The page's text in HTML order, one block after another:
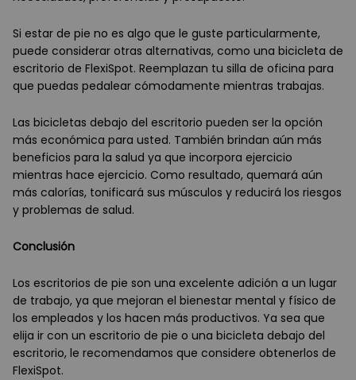
Si estar de pie no es algo que le guste particularmente,
puede considerar otras alternativas, como una bicicleta de
escritorio de FlexiSpot. Reemplazan tu silla de oficina para
que puedas pedalear cómodamente mientras trabajas.
Las bicicletas debajo del escritorio pueden ser la opción
más económica para usted. También brindan aún más
beneficios para la salud ya que incorpora ejercicio
mientras hace ejercicio. Como resultado, quemará aún
más calorías, tonificará sus músculos y reducirá los riesgos
y problemas de salud.
Conclusión
Los escritorios de pie son una excelente adición a un lugar
de trabajo, ya que mejoran el bienestar mental y físico de
los empleados y los hacen más productivos. Ya sea que
elija ir con un escritorio de pie o una bicicleta debajo del
escritorio, le recomendamos que considere obtenerlos de
FlexiSpot.